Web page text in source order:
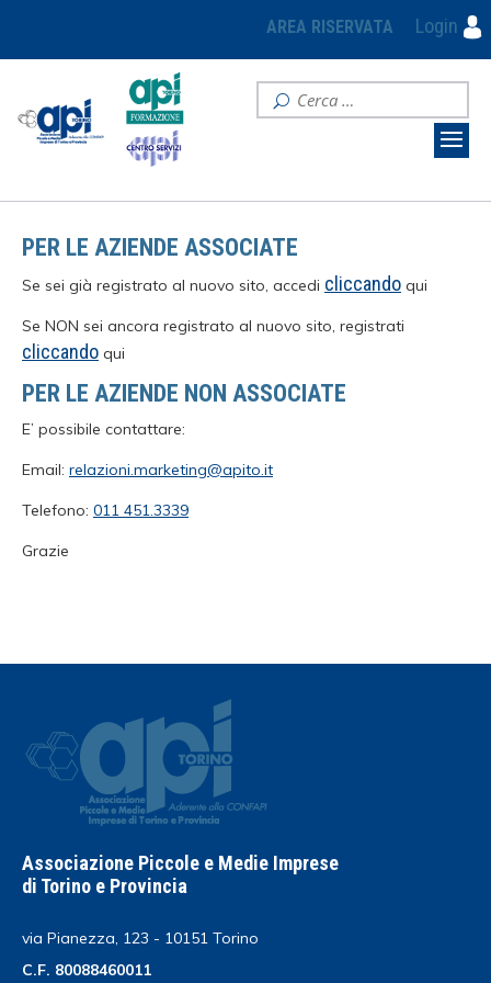
AREA RISERVATA Login
PER LE AZIENDE ASSOCIATE
Se sei già registrato al nuovo sito, accedi cliccando qui
Se NON sei ancora registrato al nuovo sito, registrati
cliccando qui
PER LE AZIENDE NON ASSOCIATE
E’ possibile contattare:
Email: relazioni.marketing@apito.it
Telefono: 011 451.3339
Grazie
Associazione Piccole e Medie Imprese
di Torino e Provincia
via Pianezza, 123 - 10151 Torino
C.F. 80088460011